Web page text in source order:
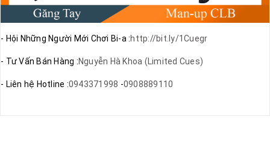
- Hội Những Người Mới Chơi Bi-a :http://bit.ly/1Cuegr
- Tư Vấn Bán Hàng :Nguyễn Hà Khoa (Limited Cues)
- Liên hệ Hotline :0943371998 -0908889110